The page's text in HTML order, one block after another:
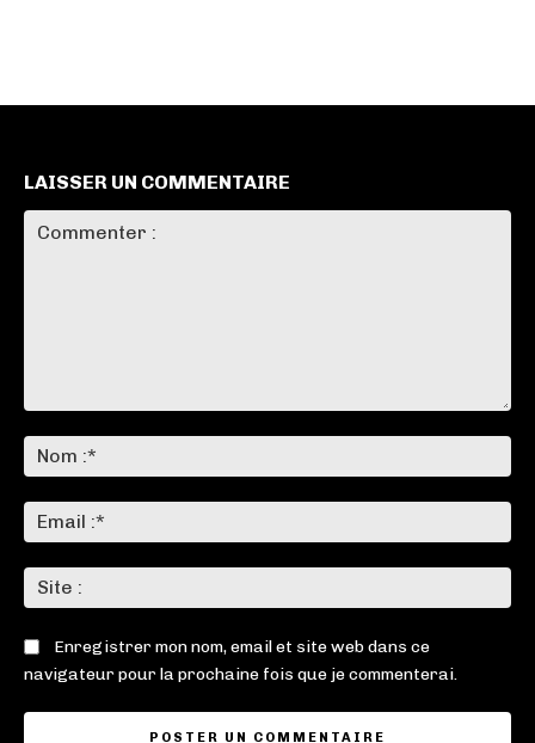
LAISSER UN COMMENTAIRE
:*
:*
:
Enregistrer mon nom, email et site web dans ce
navigateur pour la prochaine fois que je commenterai.